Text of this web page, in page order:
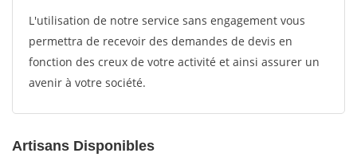
L'utilisation de notre service sans engagement vous
permettra de recevoir des demandes de devis en
fonction des creux de votre activité et ainsi assurer un
avenir à votre société.
Artisans Disponibles